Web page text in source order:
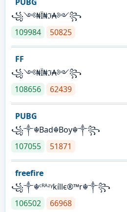
꧁༺₦Ї₦ℑ₳༻꧂
109984
50825
FF
꧁༺₦Ї₦ℑ₳༻꧂
108656
62439
PUBG
꧁༒☬Bad☬Boy☬༒꧂
107055
51871
freefire
꧁༒☬ᶜᴿᴬᶻᵞkíllє®™r☬༒꧂
106502
66968